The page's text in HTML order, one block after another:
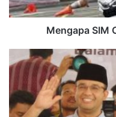
Mengapa SIM